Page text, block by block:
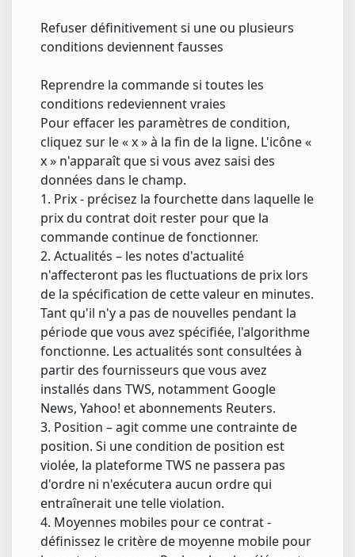
Refuser définitivement si une ou plusieurs
conditions deviennent fausses
Reprendre la commande si toutes les
conditions redeviennent vraies
Pour effacer les paramètres de condition,
cliquez sur le « x » à la fin de la ligne. L'icône «
x » n'apparaît que si vous avez saisi des
données dans le champ.
1. Prix - précisez la fourchette dans laquelle le
prix du contrat doit rester pour que la
commande continue de fonctionner.
2. Actualités – les notes d'actualité
n'affecteront pas les fluctuations de prix lors
de la spécification de cette valeur en minutes.
Tant qu'il n'y a pas de nouvelles pendant la
période que vous avez spécifiée, l'algorithme
fonctionne. Les actualités sont consultées à
partir des fournisseurs que vous avez
installés dans TWS, notamment Google
News, Yahoo! et abonnements Reuters.
3. Position – agit comme une contrainte de
position. Si une condition de position est
violée, la plateforme TWS ne passera pas
d'ordre ni n'exécutera aucun ordre qui
entraînerait une telle violation.
4. Moyennes mobiles pour ce contrat -
définissez le critère de moyenne mobile pour